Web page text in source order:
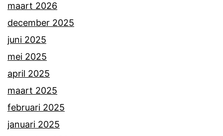
maart 2026
december 2025
juni 2025
mei 2025
april 2025
maart 2025
februari 2025
januari 2025